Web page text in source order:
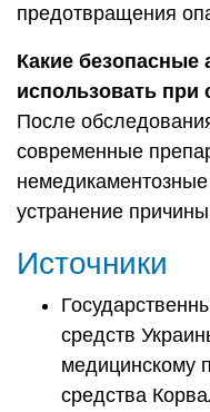
предотвращения
Какие
использовать при
После
современные
устранение
Источники
средств
медицинскому
средства